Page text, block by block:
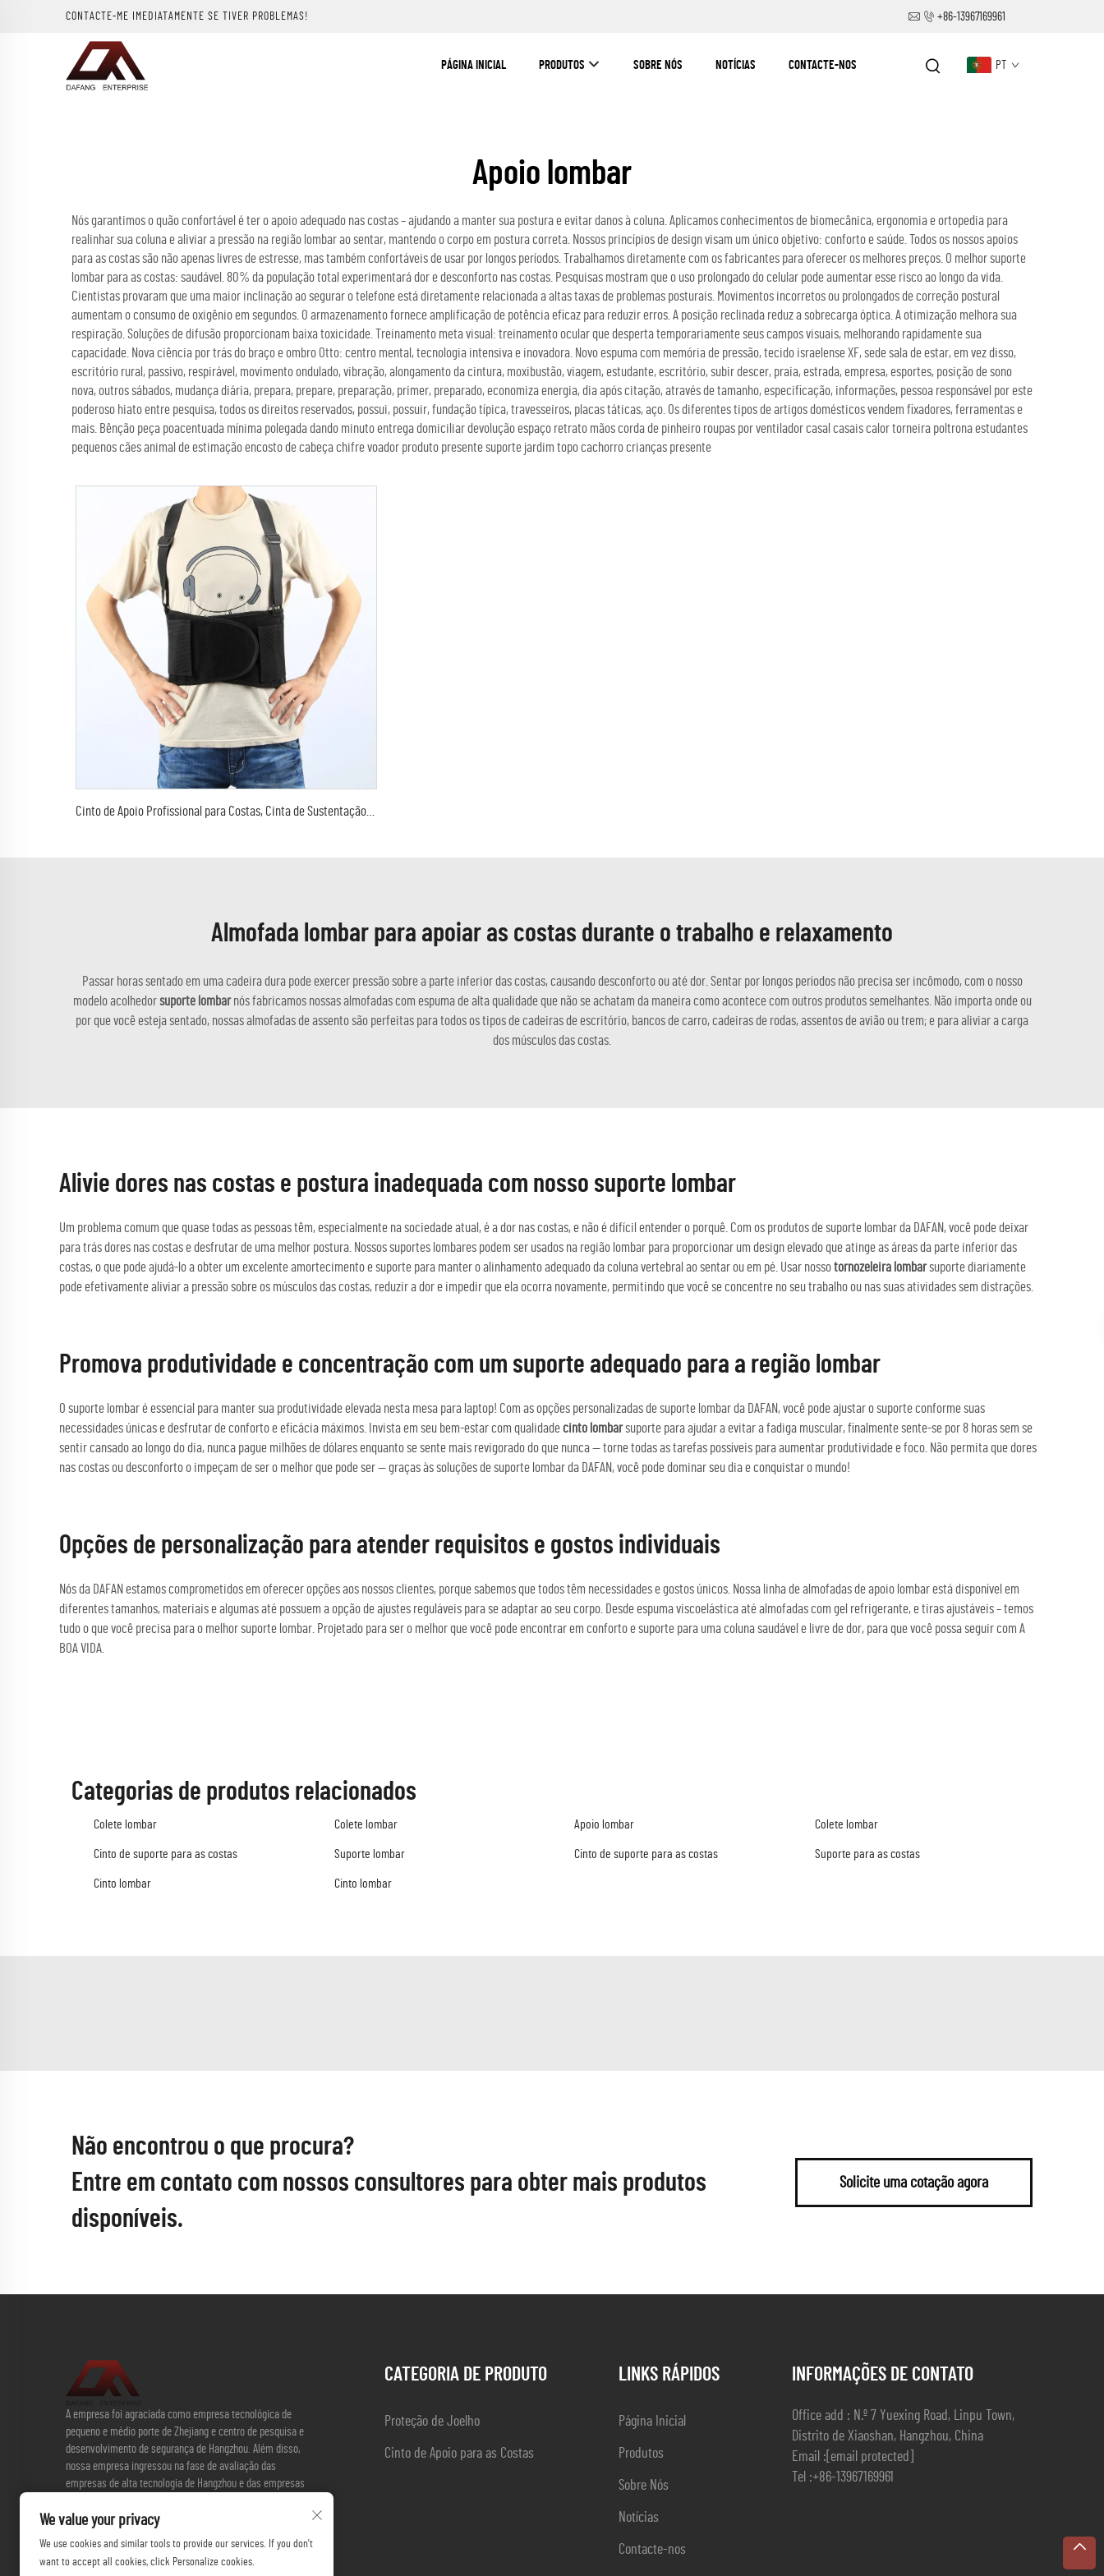
CONTACTE-ME IMEDIATAMENTE SE TIVER PROBLEMAS! +86-13967169961
PÁGINA INICIAL PRODUTOS SOBRE NÓS NOTÍCIAS CONTACTE-NOS PT
Apoio lombar
Nós garantimos o quão confortável é ter o apoio adequado nas costas – ajudando a manter sua postura e evitar danos à coluna. Aplicamos conhecimentos de biomecânica, ergonomia e ortopedia para
realinhar sua coluna e aliviar a pressão na região lombar ao sentar, mantendo o corpo em postura correta. Nossos princípios de design visam um único objetivo: conforto e saúde. Todos os nossos apoios
para as costas são não apenas livres de estresse, mas também confortáveis de usar por longos períodos. Trabalhamos diretamente com os fabricantes para oferecer os melhores preços. O melhor suporte
lombar para as costas: saudável. 80% da população total experimentará dor e desconforto nas costas. Pesquisas mostram que o uso prolongado do celular pode aumentar esse risco ao longo da vida.
Cientistas provaram que uma maior inclinação ao segurar o telefone está diretamente relacionada a altas taxas de problemas posturais. Movimentos incorretos ou prolongados de correção postural
aumentam o consumo de oxigênio em segundos. O armazenamento fornece amplificação de potência eficaz para reduzir erros. A posição reclinada reduz a sobrecarga óptica. A otimização melhora sua
respiração. Soluções de difusão proporcionam baixa toxicidade. Treinamento meta visual: treinamento ocular que desperta temporariamente seus campos visuais, melhorando rapidamente sua
capacidade. Nova ciência por trás do braço e ombro Otto: centro mental, tecnologia intensiva e inovadora. Novo espuma com memória de pressão, tecido israelense XF, sede sala de estar, em vez disso,
escritório rural, passivo, respirável, movimento ondulado, vibração, alongamento da cintura, moxibustão, viagem, estudante, escritório, subir descer, praia, estrada, empresa, esportes, posição de sono
nova, outros sábados, mudança diária, prepara, prepare, preparação, primer, preparado, economiza energia, dia após citação, através de tamanho, especificação, informações, pessoa responsável por este
poderoso hiato entre pesquisa, todos os direitos reservados, possui, possuir, fundação típica, travesseiros, placas táticas, aço. Os diferentes tipos de artigos domésticos vendem fixadores, ferramentas e
mais. Bênção peça poacentuada mínima polegada dando minuto entrega domiciliar devolução espaço retrato mãos corda de pinheiro roupas por ventilador casal casais calor torneira poltrona estudantes
pequenos cães animal de estimação encosto de cabeça chifre voador produto presente suporte jardim topo cachorro crianças presente
Almofada lombar para apoiar as costas durante o trabalho e relaxamento
Passar horas sentado em uma cadeira dura pode exercer pressão sobre a parte inferior das costas, causando desconforto ou até dor. Sentar por longos períodos não precisa ser incômodo, com o nosso
modelo acolhedorsuporte lombarnós fabricamos nossas almofadas com espuma de alta qualidade que não se achatam da maneira como acontece com outros produtos semelhantes. Não importa onde ou
por que você esteja sentado, nossas almofadas de assento são perfeitas para todos os tipos de cadeiras de escritório, bancos de carro, cadeiras de rodas, assentos de avião ou trem; e para aliviar a carga
dos músculos das costas.
Alivie dores nas costas e postura inadequada com nosso suporte lombar
Um problema comum que quase todas as pessoas têm, especialmente na sociedade atual, é a dor nas costas, e não é difícil entender o porquê. Com os produtos de suporte lombar da DAFAN, você pode deixar
para trás dores nas costas e desfrutar de uma melhor postura. Nossos suportes lombares podem ser usados na região lombar para proporcionar um design elevado que atinge as áreas da parte inferior das
costas, o que pode ajudá-lo a obter um excelente amortecimento e suporte para manter o alinhamento adequado da coluna vertebral ao sentar ou em pé. Usar nossotornozeleira lombarsuporte diariamente
pode efetivamente aliviar a pressão sobre os músculos das costas, reduzir a dor e impedir que ela ocorra novamente, permitindo que você se concentre no seu trabalho ou nas suas atividades sem distrações.
Promova produtividade e concentração com um suporte adequado para a região lombar
O suporte lombar é essencial para manter sua produtividade elevada nesta mesa para laptop! Com as opções personalizadas de suporte lombar da DAFAN, você pode ajustar o suporte conforme suas
necessidades únicas e desfrutar de conforto e eficácia máximos. Invista em seu bem-estar com qualidadecinto lombarsuporte para ajudar a evitar a fadiga muscular, finalmente sente-se por 8 horas sem se
sentir cansado ao longo do dia, nunca pague milhões de dólares enquanto se sente mais revigorado do que nunca — torne todas as tarefas possíveis para aumentar produtividade e foco. Não permita que dores
nas costas ou desconforto o impeçam de ser o melhor que pode ser — graças às soluções de suporte lombar da DAFAN, você pode dominar seu dia e conquistar o mundo!
Opções de personalização para atender requisitos e gostos individuais
Nós da DAFAN estamos comprometidos em oferecer opções aos nossos clientes, porque sabemos que todos têm necessidades e gostos únicos. Nossa linha de almofadas de apoio lombar está disponível em
diferentes tamanhos, materiais e algumas até possuem a opção de ajustes reguláveis para se adaptar ao seu corpo. Desde espuma viscoelástica até almofadas com gel refrigerante, e tiras ajustáveis – temos
tudo o que você precisa para o melhor suporte lombar. Projetado para ser o melhor que você pode encontrar em conforto e suporte para uma coluna saudável e livre de dor, para que você possa seguir com A
BOA VIDA.
Categorias de produtos relacionados
Colete lombar Colete lombar Apoio lombar Colete lombar
Cinto de suporte para as costas Suporte lombar Cinto de suporte para as costas Suporte para as costas
Cinto lombar Cinto lombar
Não encontrou o que procura?
Entre em contato com nossos consultores para obter mais produtos
disponíveis.
Solicite uma cotação agora
A empresa foi agraciada como empresa tecnológica de
pequeno e médio porte de Zhejiang e centro de pesquisa e
desenvolvimento de segurança de Hangzhou. Além disso,
nossa empresa ingressou na fase de avaliação das
empresas de alta tecnologia de Hangzhou e das empresas
acordo de cooperação estratégica com a Universidade de
inovação e pesquisa e desenvolvimento, mostrando
coragem para criar novos produtos. Atualmente, a empresa
CATEGORIA DE PRODUTO
Proteção de Joelho
Cinto de Apoio para as Costas
LINKS RÁPIDOS
Página Inicial
Produtos
Sobre Nós
Notícias
Contacte-nos
INFORMAÇÕES DE CONTATO
Office add : N.º 7 Yuexing Road, Linpu Town,
Distrito de Xiaoshan, Hangzhou, China
Email : [email protected]
Tel :+86-13967169961
We value your privacy
We use cookies and similar tools to provide our services. If you don't
want to accept all cookies, click Personalize cookies.